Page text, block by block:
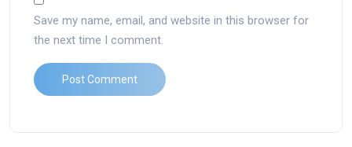
Save my name, email, and website in this browser for
the next time I comment.